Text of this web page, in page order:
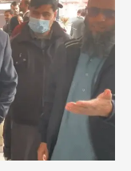
جموں
وکشمیر
زیر
تصویری